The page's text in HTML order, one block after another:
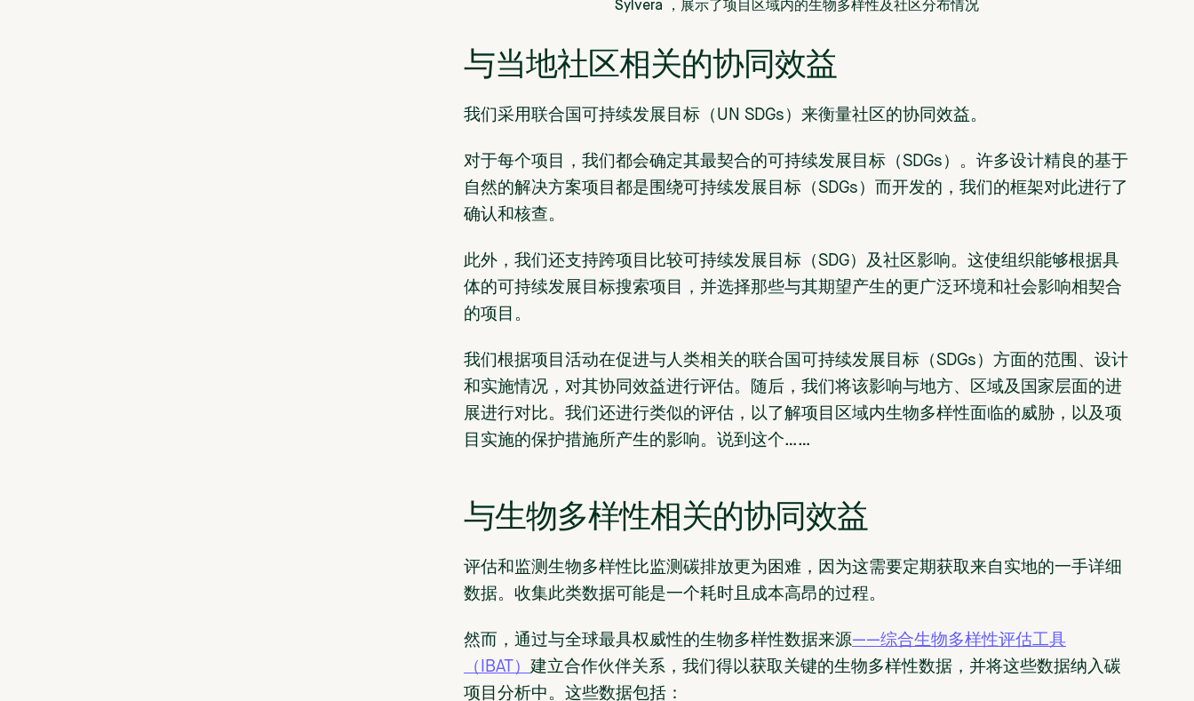
Sylvera ，展示了项目区域内的生物多样性及社区分布情况
与当地社区相关的协同效益
我们采用联合国可持续发展目标（UN SDGs）来衡量社区的协同效益。
对于每个项目，我们都会确定其最契合的可持续发展目标（SDGs）。许多设计精良的基于
自然的解决方案项目都是围绕可持续发展目标（SDGs）而开发的，我们的框架对此进行了
确认和核查。
此外，我们还支持跨项目比较可持续发展目标（SDG）及社区影响。这使组织能够根据具
体的可持续发展目标搜索项目，并选择那些与其期望产生的更广泛环境和社会影响相契合
的项目。
我们根据项目活动在促进与人类相关的联合国可持续发展目标（SDGs）方面的范围、设计
和实施情况，对其协同效益进行评估。随后，我们将该影响与地方、区域及国家层面的进
展进行对比。我们还进行类似的评估，以了解项目区域内生物多样性面临的威胁，以及项
目实施的保护措施所产生的影响。说到这个……
与生物多样性相关的协同效益
评估和监测生物多样性比监测碳排放更为困难，因为这需要定期获取来自实地的一手详细
数据。收集此类数据可能是一个耗时且成本高昂的过程。
然而，通过与全球最具权威性的生物多样性数据来源——综合生物多样性评估工具
（IBAT） 建立合作伙伴关系，我们得以获取关键的生物多样性数据，并将这些数据纳入碳
项目分析中。这些数据包括：